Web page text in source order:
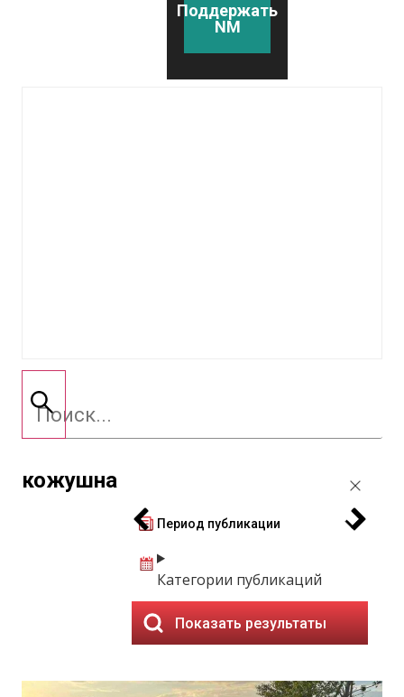
Поддержать
NM
кожушна
Период публикации
Категории публикаций
Показать результаты